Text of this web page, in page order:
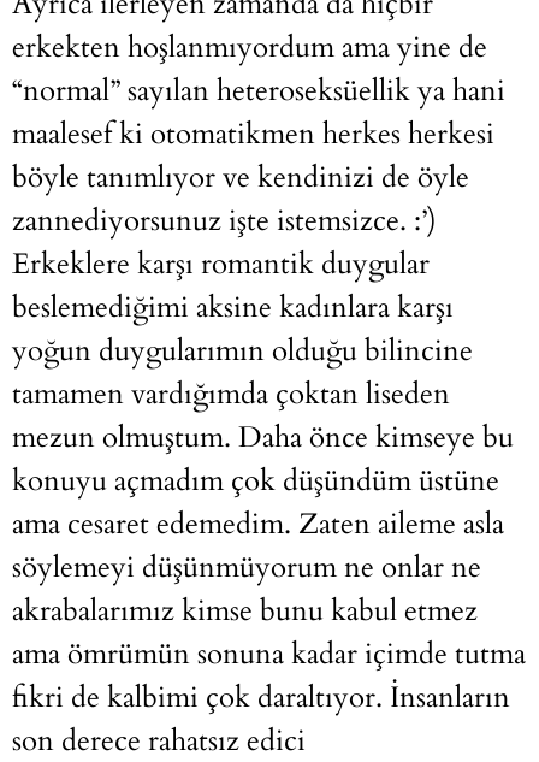
erkekten hoşlanmıyordum ama yine de
“normal” sayılan heteroseksüellik ya hani
maalesef ki otomatikmen herkes herkesi
böyle tanımlıyor ve kendinizi de öyle
zannediyorsunuz işte istemsizce. :’)
Erkeklere karşı romantik duygular
beslemediğimi aksine kadınlara karşı
yoğun duygularımın olduğu bilincine
tamamen vardığımda çoktan liseden
mezun olmuştum. Daha önce kimseye bu
konuyu açmadım çok düşündüm üstüne
ama cesaret edemedim. Zaten aileme asla
söylemeyi düşünmüyorum ne onlar ne
akrabalarımız kimse bunu kabul etmez
ama ömrümün sonuna kadar içimde tutma
fikri de kalbimi çok daraltıyor. İnsanların
son derece rahatsız edici